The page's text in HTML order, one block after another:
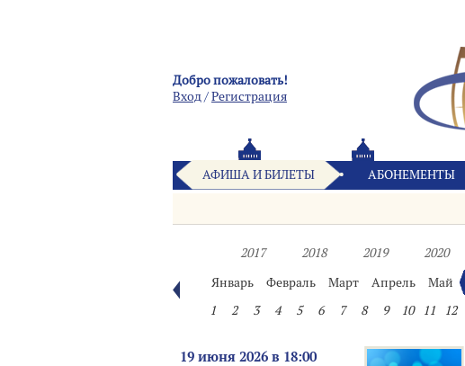
Добро пожаловать!
Вход/Pегистрация
АФИША И БИЛЕТЫ АБОНЕМЕНТЫ
2017 2018 2019 2020
Январь
Февраль Март Апрель Май
1
2 3 4 5 6 7 8 9 10 11 12
19 июня 2026 в 18:00